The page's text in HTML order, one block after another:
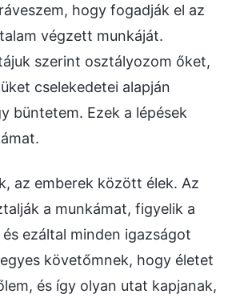
hogy fogadják el az
végzett munkáját.
szerint osztályozom őket,
cselekedetei alapján
büntetem. Ezek a lépések
az emberek között élek. Az
a munkámat, figyelik a
ezáltal minden igazságot
követőmnek, hogy életet
és így olyan utat kapjanak,